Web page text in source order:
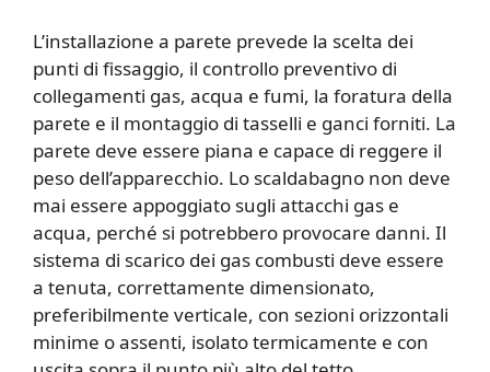
L’installazione a parete prevede la scelta dei
punti di fissaggio, il controllo preventivo di
collegamenti gas, acqua e fumi, la foratura della
parete e il montaggio di tasselli e ganci forniti. La
parete deve essere piana e capace di reggere il
peso dell’apparecchio. Lo scaldabagno non deve
mai essere appoggiato sugli attacchi gas e
acqua, perché si potrebbero provocare danni. Il
sistema di scarico dei gas combusti deve essere
a tenuta, correttamente dimensionato,
preferibilmente verticale, con sezioni orizzontali
minime o assenti, isolato termicamente e con